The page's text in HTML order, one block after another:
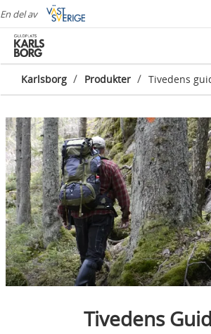
En del av
Karlsborg / Produkter / Tivedens
Tivedens